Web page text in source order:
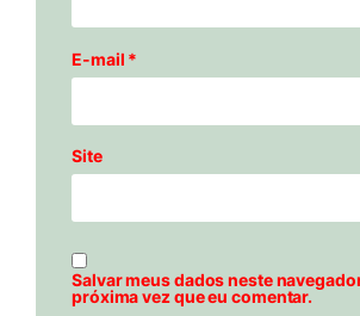
E-mail *
Site
Salvar meus dados neste
próxima vez que eu comentar.